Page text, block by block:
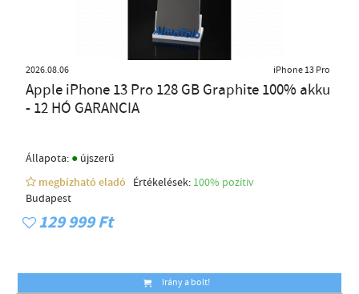
2026.08.06 iPhone 13 Pro
Apple iPhone 13 Pro 128 GB Graphite 100% akku
- 12 HÓ GARANCIA
Állapota: ● újszerű
megbízható eladó
Értékelések: 100% pozítiv
Budapest
129 999 Ft
Irány a bolt!